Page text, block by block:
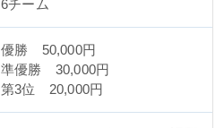
6チーム
優勝 50,000円
準優勝 30,000円
第3位 20,000円